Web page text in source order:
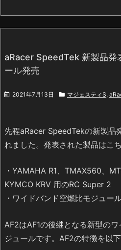
aRacer SpeedTek 新製品発
ール発売
2021年7月13日 マジェスティS,
先程aRacer SpeedTekの新製品
れました。発表された製品はこち
・YAMAHA R1、TMAX560、
KYMCO KRV 用のRC Super 2
・ワイドバンド空燃比モジュー
AF2はAF1の後継となる新型の
ジュールです。AF2の特徴を以下